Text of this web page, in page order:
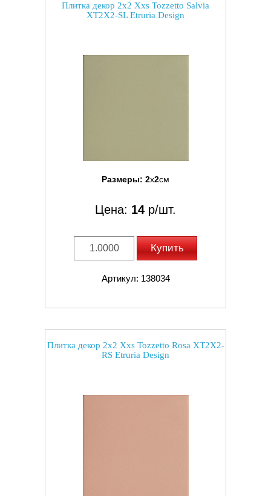
Плитка декор 2x2 Xxs Tozzetto Salvia
XT2X2-SL Etruria Design
Размеры: 2x2см
Цена: 14 р/шт.
Купить
Артикул: 138034
Плитка декор 2x2 Xxs Tozzetto Rosa XT2X2-
RS Etruria Design